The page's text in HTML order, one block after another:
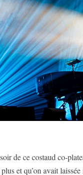
de ce costaud co-
plus et qu’on avait